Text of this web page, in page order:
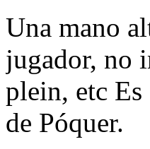
Una mano
jugador, no
plein, etc Es
de Póquer.